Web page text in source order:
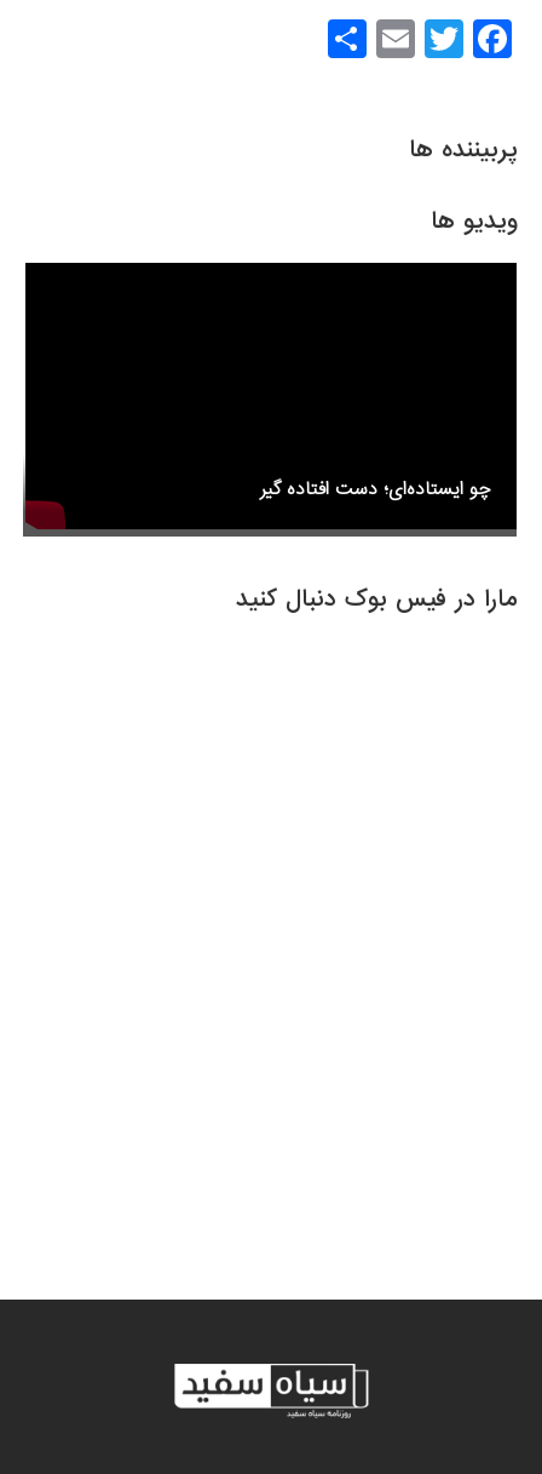
پربیننده ها
ویدیو ها
چو ایستاده‌ای؛ دست افتاده گیر
مارا در فیس بوک دنبال کنید
F
a
e
o
o
T
wi
er
E
m